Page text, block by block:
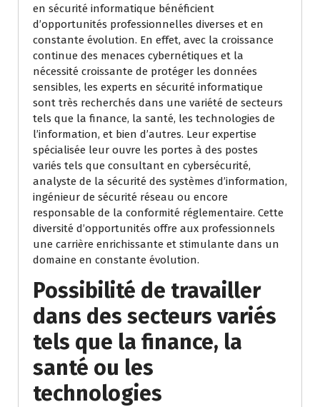
en sécurité informatique bénéficient
d’opportunités professionnelles diverses et en
constante évolution. En effet, avec la croissance
continue des menaces cybernétiques et la
nécessité croissante de protéger les données
sensibles, les experts en sécurité informatique
sont très recherchés dans une variété de secteurs
tels que la finance, la santé, les technologies de
l’information, et bien d’autres. Leur expertise
spécialisée leur ouvre les portes à des postes
variés tels que consultant en cybersécurité,
analyste de la sécurité des systèmes d’information,
ingénieur de sécurité réseau ou encore
responsable de la conformité réglementaire. Cette
diversité d’opportunités offre aux professionnels
une carrière enrichissante et stimulante dans un
domaine en constante évolution.
Possibilité de travailler
dans des secteurs variés
tels que la finance, la
santé ou les
technologies